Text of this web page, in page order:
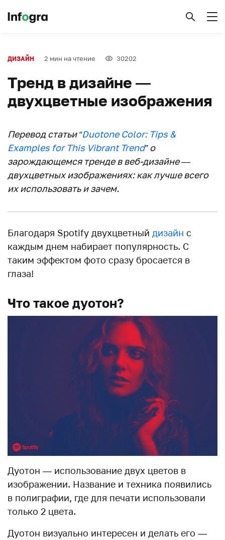
ДИЗАЙН 2 мин на чтение 30202
Тренд в дизайне —
двухцветные изображения
Перевод статьи “Duotone Color: Tips &
Examples for This Vibrant Trend” о
зарождающемся тренде в веб-дизайне —
двухцветных изображениях: как лучше всего
их использовать и зачем.
Благодаря Spotify двухцветный дизайн с
каждым днем набирает популярность. С
таким эффектом фото сразу бросается в
глаза!
Что такое дуотон?
Дуотон — использование двух цветов в
изображении. Название и техника появились
в полиграфии, где для печати использовали
только 2 цвета.
Дуотон визуально интересен и делать его —